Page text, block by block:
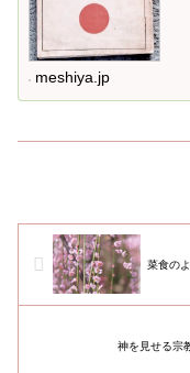
meshiya.jp
菜食の
神を見せる宗